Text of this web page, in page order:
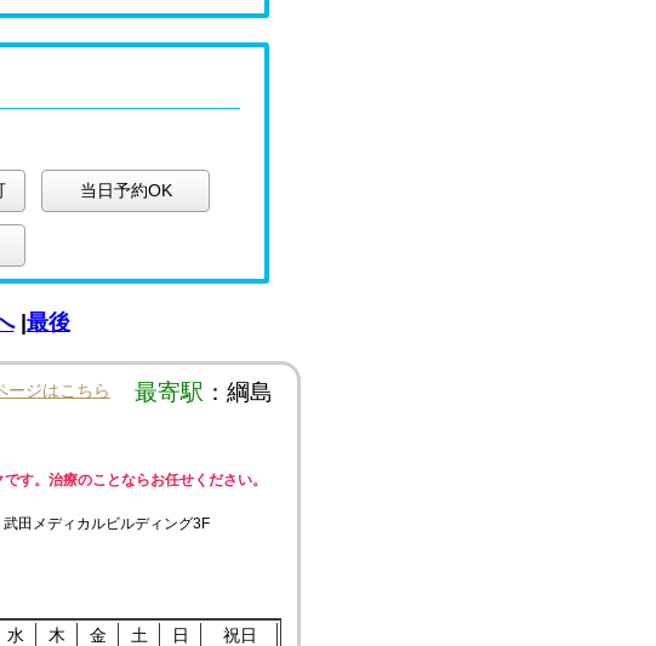
当日予約OK
| 最後
最寄駅 ：綱島
ージはこちら
す。治療のことならお任せください。
田メディカルビルディング3F
水 木 金 土 日
祝日